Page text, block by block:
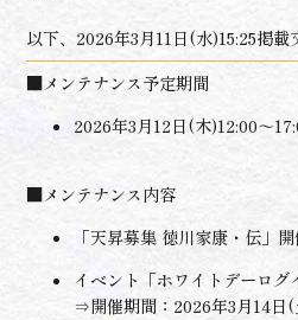
以下、2026年3月11日(水)15:25掲載
■メンテナンス予定期間
2026年3月12日(木)12:00～
■メンテナンス内容
「天昇募集 徳川家康・伝」開
イベント「ホワイトデーロ
⇒開催期間：2026年3月14日